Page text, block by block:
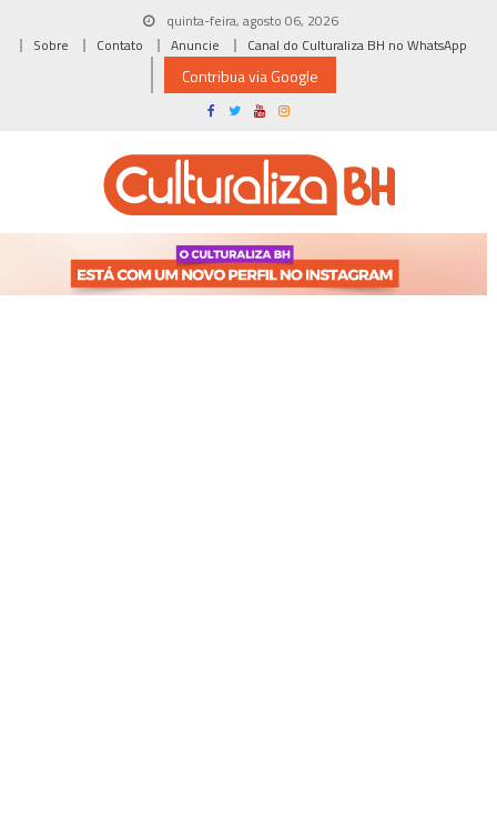
quinta-feira, agosto 06, 2026
Sobre
Contato Anuncie Canal do Culturaliza BH no WhatsApp
Contribua via Google